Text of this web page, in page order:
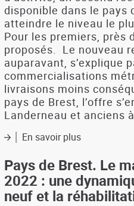
2023
:
du
marché
plus
marqué
en
ancien
disponible dans le pays
atteindre le niveau le
Pour les premiers, près
proposés. Le nouveau
auparavant, s’explique
commercialisations
livraisons moins
pays de Brest, l’offre
Landerneau et anciens
En savoir plussur
disponible
début
2024
dans
Pays de Brest. Le
2022 : une
neuf et la